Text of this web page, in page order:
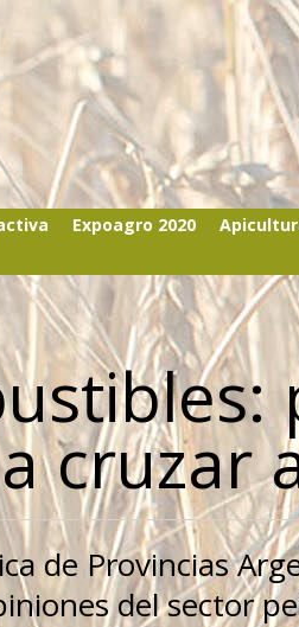
Expoagro 2020
cruzar
de Provincias
del sector